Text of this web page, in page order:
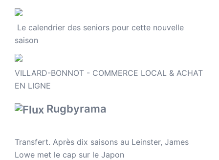
Le calendrier des seniors pour cette nouvelle
saison
VILLARD-BONNOT - COMMERCE LOCAL & ACHAT
EN LIGNE
Rugbyrama
Transfert. Après dix saisons au Leinster, James
Lowe met le cap sur le Japon